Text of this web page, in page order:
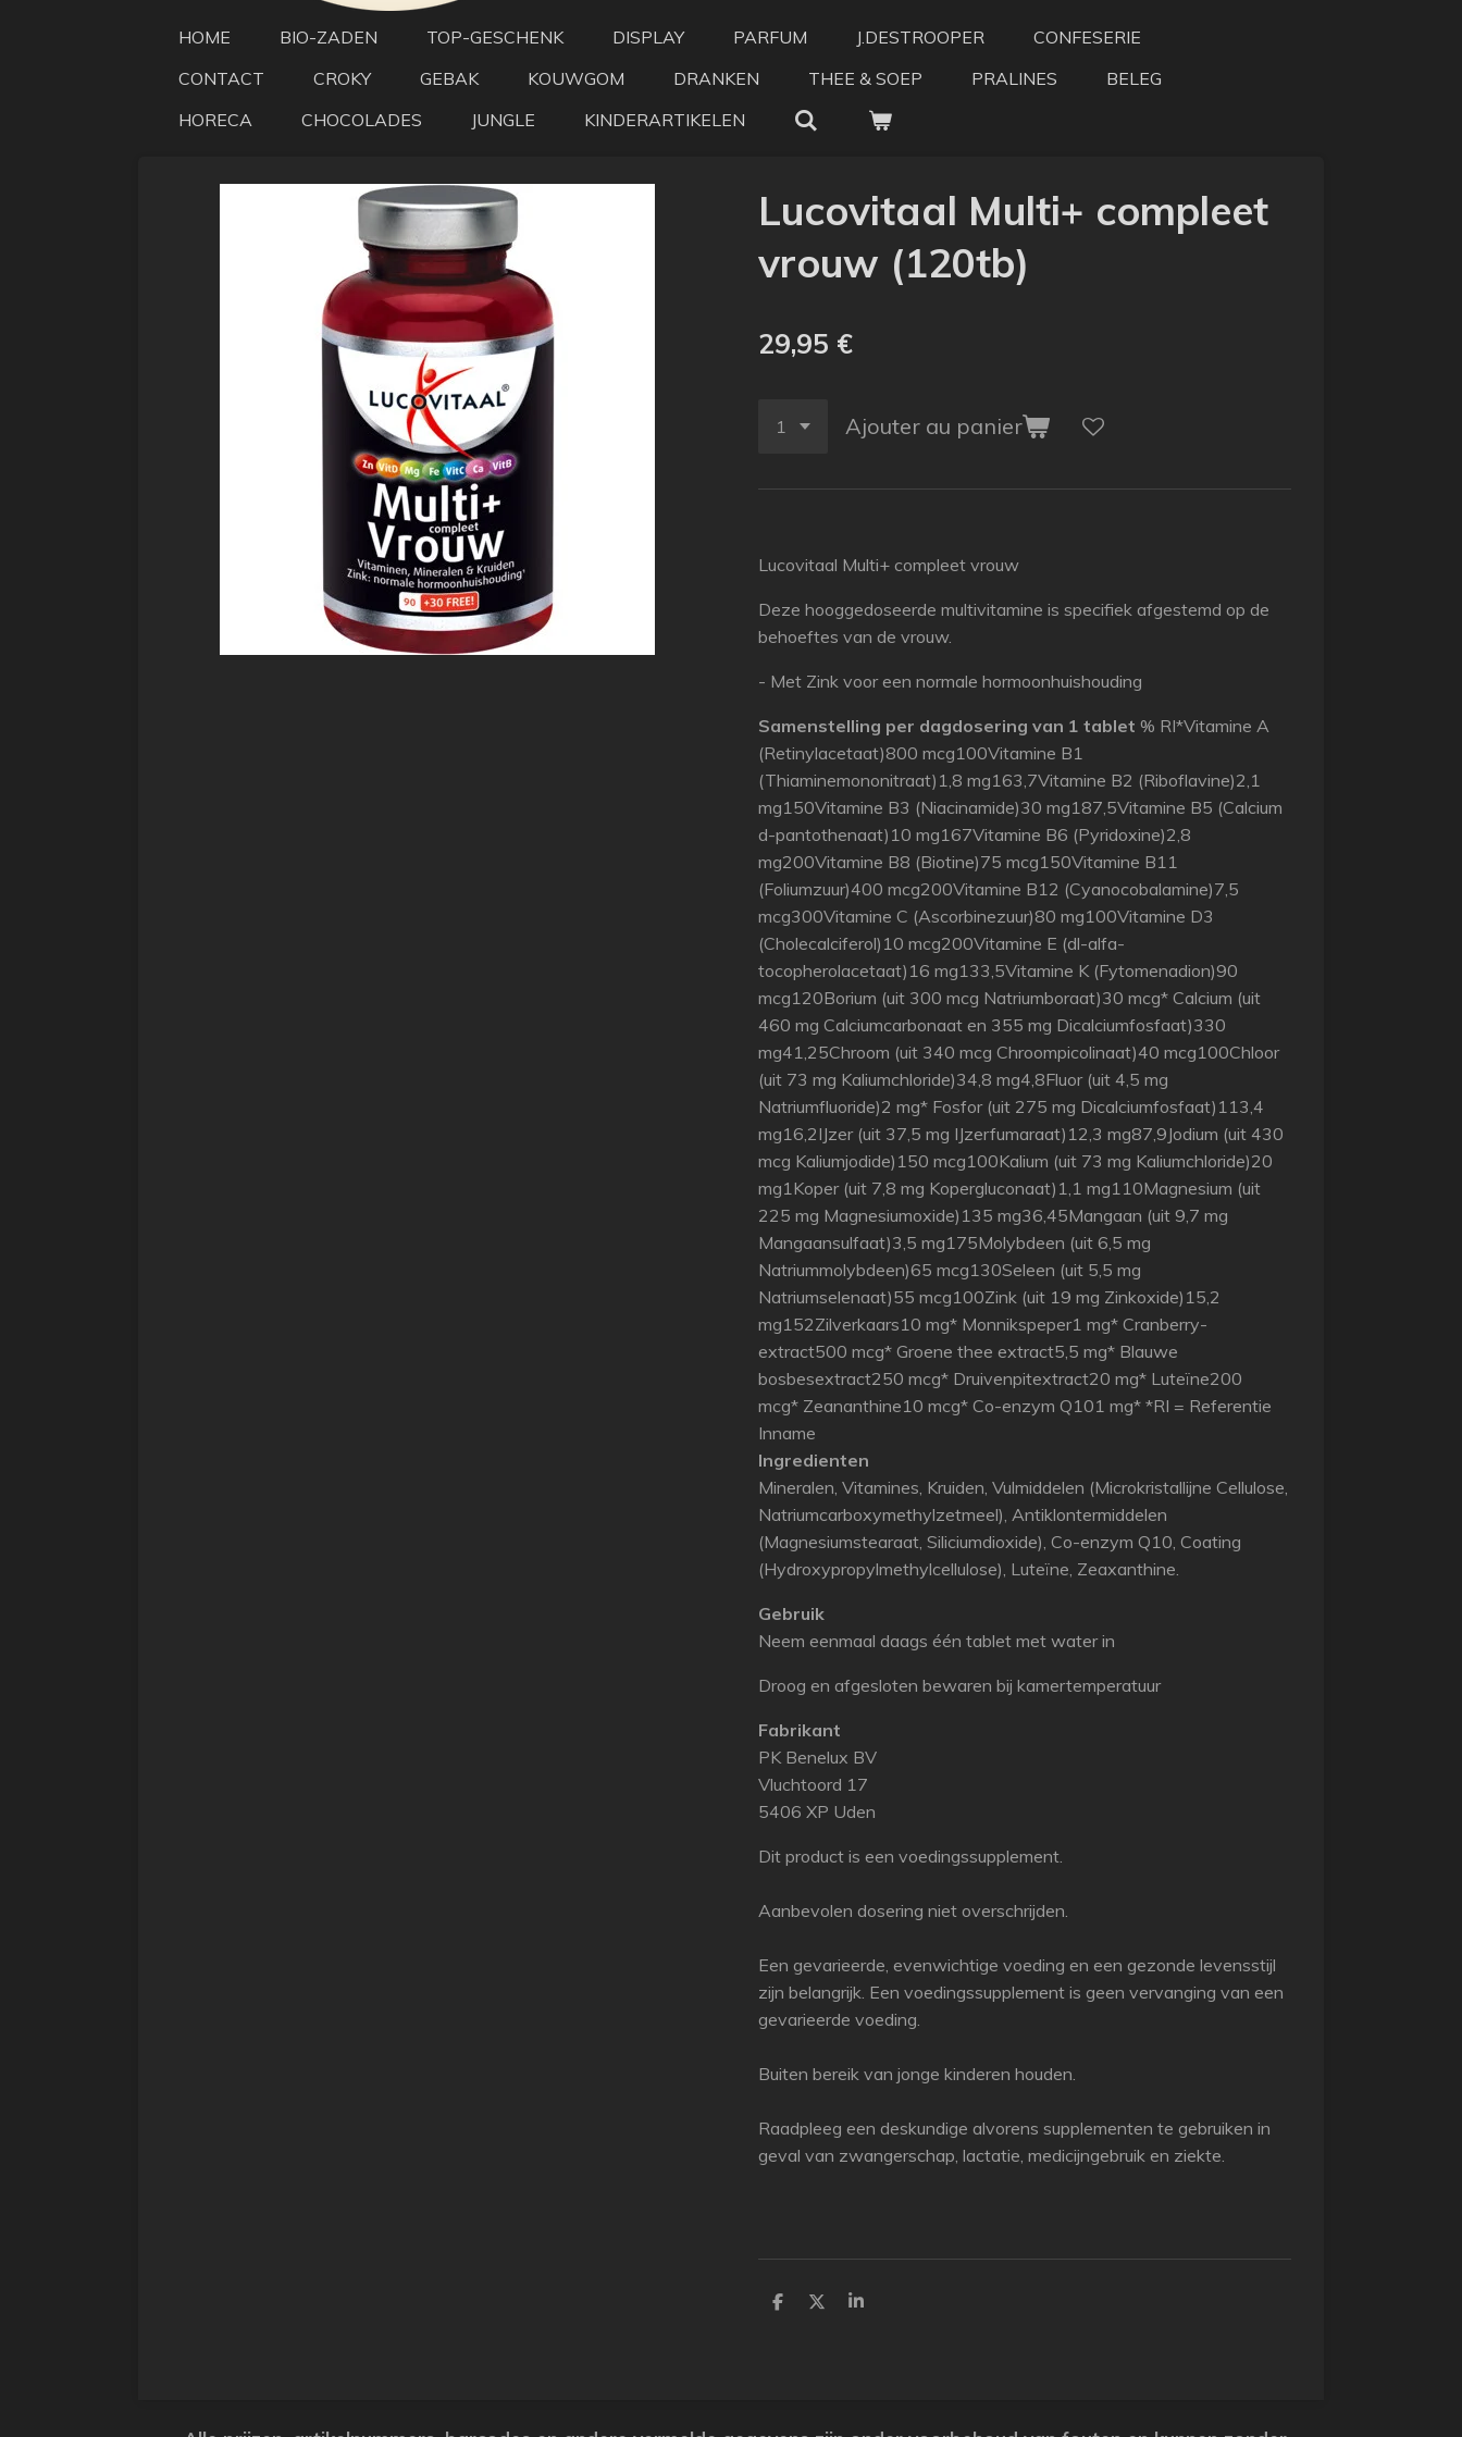
HOME BIO-ZADEN TOP-GESCHENK DISPLAY PARFUM J.DESTROOPER
CONFESERIE
CONTACT
CROKY GEBAK KOUWGOM DRANKEN THEE & SOEP PRALINES
BELEG
HORECA
CHOCOLADES JUNGLE KINDERARTIKELEN
Lucovitaal Multi+ compleet
vrouw (120tb)
29,95 €
Ajouter au panier
Lucovitaal Multi+ compleet vrouw
Deze hooggedoseerde multivitamine is specifiek afgestemd op de
behoeftes van de vrouw.
- Met Zink voor een normale hormoonhuishouding
Samenstelling per dagdosering van 1 tablet % RI*Vitamine A
(Retinylacetaat)800 mcg100Vitamine B1
(Thiaminemononitraat)1,8 mg163,7Vitamine B2 (Riboflavine)2,1
mg150Vitamine B3 (Niacinamide)30 mg187,5Vitamine B5 (Calcium
d-pantothenaat)10 mg167Vitamine B6 (Pyridoxine)2,8
mg200Vitamine B8 (Biotine)75 mcg150Vitamine B11
(Foliumzuur)400 mcg200Vitamine B12 (Cyanocobalamine)7,5
mcg300Vitamine C (Ascorbinezuur)80 mg100Vitamine D3
(Cholecalciferol)10 mcg200Vitamine E (dl-alfa-
tocopherolacetaat)16 mg133,5Vitamine K (Fytomenadion)90
mcg120Borium (uit 300 mcg Natriumboraat)30 mcg* Calcium (uit
460 mg Calciumcarbonaat en 355 mg Dicalciumfosfaat)330
mg41,25Chroom (uit 340 mcg Chroompicolinaat)40 mcg100Chloor
(uit 73 mg Kaliumchloride)34,8 mg4,8Fluor (uit 4,5 mg
Natriumfluoride)2 mg* Fosfor (uit 275 mg Dicalciumfosfaat)113,4
mg16,2IJzer (uit 37,5 mg IJzerfumaraat)12,3 mg87,9Jodium (uit 430
mcg Kaliumjodide)150 mcg100Kalium (uit 73 mg Kaliumchloride)20
mg1Koper (uit 7,8 mg Kopergluconaat)1,1 mg110Magnesium (uit
225 mg Magnesiumoxide)135 mg36,45Mangaan (uit 9,7 mg
Mangaansulfaat)3,5 mg175Molybdeen (uit 6,5 mg
Natriummolybdeen)65 mcg130Seleen (uit 5,5 mg
Natriumselenaat)55 mcg100Zink (uit 19 mg Zinkoxide)15,2
mg152Zilverkaars10 mg* Monnikspeper1 mg* Cranberry-
extract500 mcg* Groene thee extract5,5 mg* Blauwe
bosbesextract250 mcg* Druivenpitextract20 mg* Luteïne200
mcg* Zeananthine10 mcg* Co-enzym Q101 mg* *RI = Referentie
Inname
Ingredienten
Mineralen, Vitamines, Kruiden, Vulmiddelen (Microkristallijne Cellulose,
Natriumcarboxymethylzetmeel), Antiklontermiddelen
(Magnesiumstearaat, Siliciumdioxide), Co-enzym Q10, Coating
(Hydroxypropylmethylcellulose), Luteïne, Zeaxanthine.
Gebruik
Neem eenmaal daags één tablet met water in
Droog en afgesloten bewaren bij kamertemperatuur
Fabrikant
PK Benelux BV
Vluchtoord 17
5406 XP Uden
Dit product is een voedingssupplement.
Aanbevolen dosering niet overschrijden.
Een gevarieerde, evenwichtige voeding en een gezonde levensstijl
zijn belangrijk. Een voedingssupplement is geen vervanging van een
gevarieerde voeding.
Buiten bereik van jonge kinderen houden.
Raadpleeg een deskundige alvorens supplementen te gebruiken in
geval van zwangerschap, lactatie, medicijngebruik en ziekte.
P
P
P